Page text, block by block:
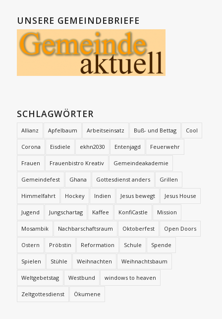
UNSERE GEMEINDEBRIEFE
SCHLAGWÖRTER
Allianz Apfelbaum Arbeitseinsatz Buß- und Bettag Cool
Corona Eisdiele ekhn2030 Entenjagd Feuerwehr
Frauen Frauenbistro Kreativ Gemeindeakademie
Gemeindefest Ghana Gottesdienst anders Grillen
Himmelfahrt Hockey Indien Jesus bewegt Jesus House
Jugend Jungschartag Kaffee KonfiCastle Mission
Mosambik Nachbarschaftsraum Oktoberfest Open Doors
Ostern Pröbstin Reformation Schule Spende
Spielen Stühle Weihnachten Weihnachtsbaum
Weltgebetstag Westbund windows to heaven
Zeltgottesdienst Ökumene